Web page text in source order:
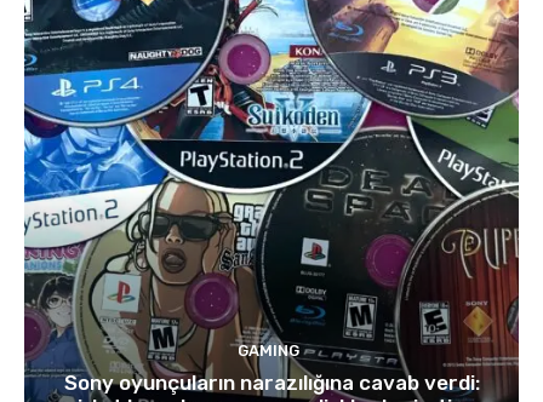
GAMING
Sony oyunçuların narazılığına cavab verdi: